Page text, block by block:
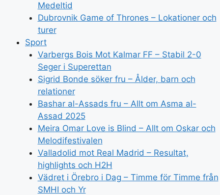
Medeltid
Dubrovnik Game of Thrones – Lokationer och
turer
Sport
Varbergs Bois Mot Kalmar FF – Stabil 2-0
Seger i Superettan
Sigrid Bonde söker fru – Ålder, barn och
relationer
Bashar al-Assads fru – Allt om Asma al-
Assad 2025
Meira Omar Love is Blind – Allt om Oskar och
Melodifestivalen
Valladolid mot Real Madrid – Resultat,
highlights och H2H
Vädret i Örebro i Dag – Timme för Timme från
SMHI och Yr